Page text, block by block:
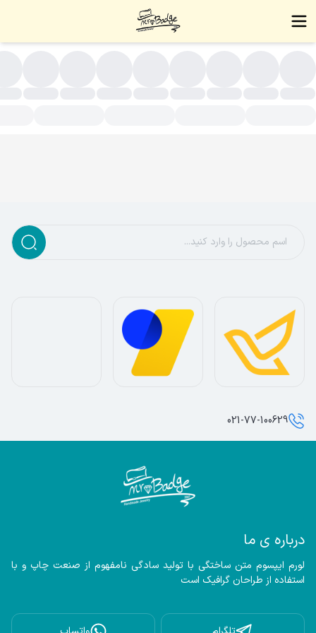
درباره ی ما
استفاده از طراحان گرافیک است
021-77-100629